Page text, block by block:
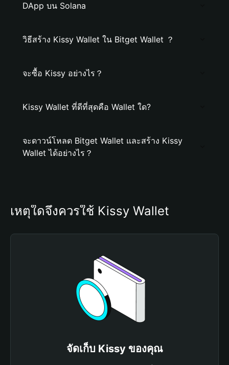
DApp บน Solana
วิธีสร้าง Kissy Wallet ใน Bitget Wallet ？
จะซื้อ Kissy อย่างไร？
Kissy Wallet ที่ดีที่สุดคือ Wallet ใด?
จะดาวน์โหลด Bitget Wallet และสร้าง Kissy
Wallet ได้อย่างไร？
เหตุใดจึงควรใช้ Kissy Wallet
จัดเก็บ Kissy ของคุณ